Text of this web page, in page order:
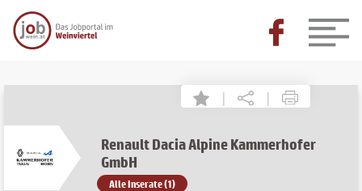
| |
Renault Dacia Alpine Kammerhofer
GmbH
Alle Inserate (1)